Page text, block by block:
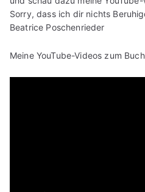
Sorry, dass ich dir nichts
Beatrice Poschenrieder
Meine YouTube-Videos zum